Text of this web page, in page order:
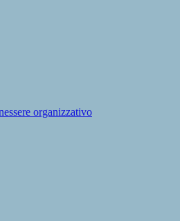
organizzativo